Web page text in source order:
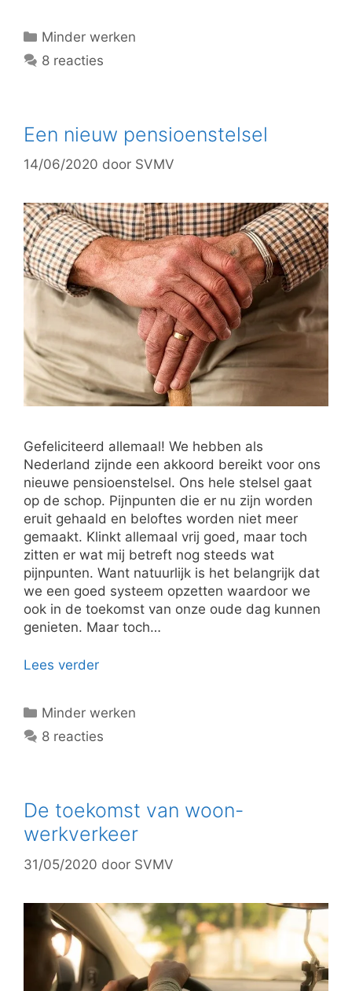
Categorieën
Minder werken
8 reacties
Een nieuw pensioenstelsel
14/06/2020 door SVMV
Gefeliciteerd allemaal! We hebben als
Nederland zijnde een akkoord bereikt voor ons
nieuwe pensioenstelsel. Ons hele stelsel gaat
op de schop. Pijnpunten die er nu zijn worden
eruit gehaald en beloftes worden niet meer
gemaakt. Klinkt allemaal vrij goed, maar toch
zitten er wat mij betreft nog steeds wat
pijnpunten. Want natuurlijk is het belangrijk dat
we een goed systeem opzetten waardoor we
ook in de toekomst van onze oude dag kunnen
genieten. Maar toch…
Lees verder
Categorieën
Minder werken
8 reacties
De toekomst van woon-
werkverkeer
31/05/2020 door SVMV